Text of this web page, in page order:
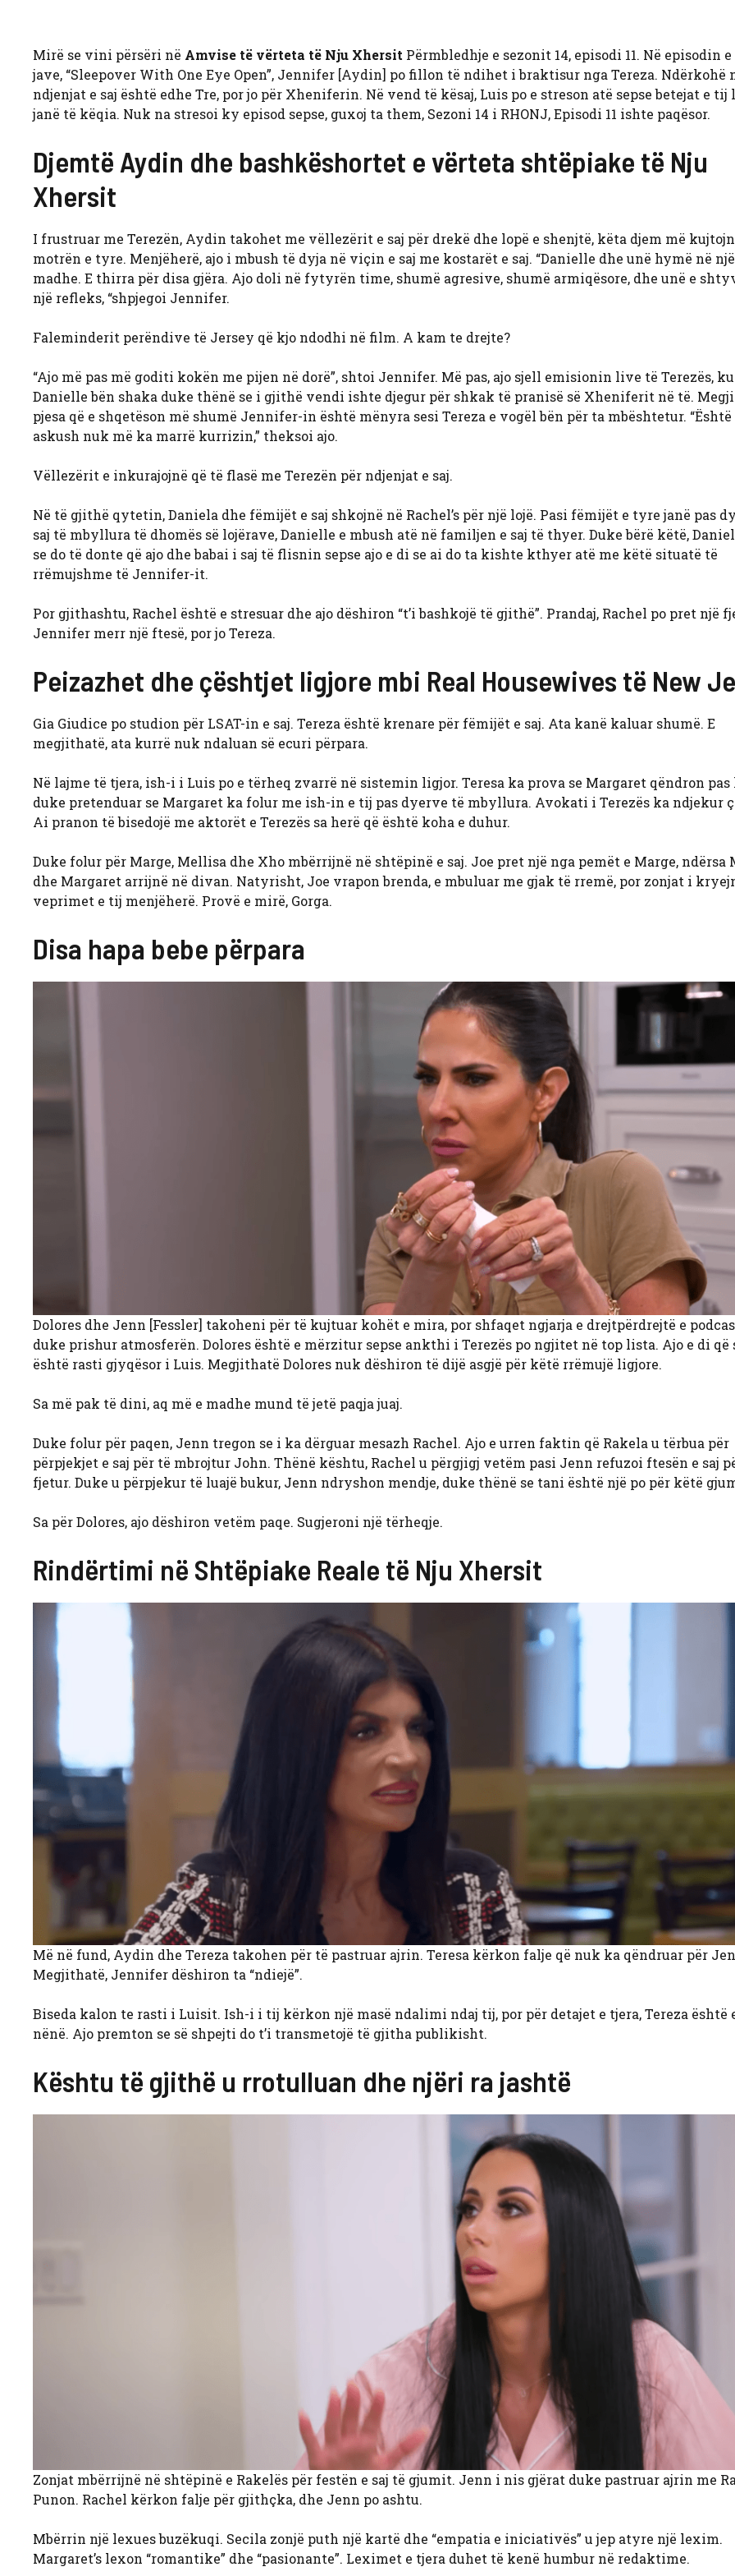
Mirë se vini përsëri në Amvise të vërteta të Nju Xhersit Përmbledhje e sezonit 14, episodi 11. Në episodin
jave, “Sleepover With One Eye Open”, Jennifer [Aydin] po fillon të ndihet i braktisur nga Tereza. Ndërkohë
ndjenjat e saj është edhe Tre, por jo për Xheniferin. Në vend të kësaj, Luis po e streson atë sepse betejat e tij
janë të këqia. Nuk na stresoi ky episod sepse, guxoj ta them, Sezoni 14 i RHONJ, Episodi 11 ishte paqësor.
Djemtë Aydin dhe bashkëshortet e vërteta shtëpiake të Nju
Xhersit
I frustruar me Terezën, Aydin takohet me vëllezërit e saj për drekë dhe lopë e shenjtë, këta djem më
motrën e tyre. Menjëherë, ajo i mbush të dyja në viçin e saj me kostarët e saj. “Danielle dhe unë hymë në
madhe. E thirra për disa gjëra. Ajo doli në fytyrën time, shumë agresive, shumë armiqësore, dhe unë e
një refleks, “shpjegoi Jennifer.
Faleminderit perëndive të Jersey që kjo ndodhi në film. A kam te drejte?
“Ajo më pas më goditi kokën me pijen në dorë”, shtoi Jennifer. Më pas, ajo sjell emisionin live të Terezës, ku
Danielle bën shaka duke thënë se i gjithë vendi ishte djegur për shkak të pranisë së Xheniferit në të.
pjesa që e shqetëson më shumë Jennifer-in është mënyra sesi Tereza e vogël bën për ta mbështetur.
askush nuk më ka marrë kurrizin,” theksoi ajo.
Vëllezërit e inkurajojnë që të flasë me Terezën për ndjenjat e saj.
Në të gjithë qytetin, Daniela dhe fëmijët e saj shkojnë në Rachel’s për një lojë. Pasi fëmijët e tyre janë pas
saj të mbyllura të dhomës së lojërave, Danielle e mbush atë në familjen e saj të thyer. Duke bërë këtë,
se do të donte që ajo dhe babai i saj të flisnin sepse ajo e di se ai do ta kishte kthyer atë me këtë situatë të
rrëmujshme të Jennifer-it.
Por gjithashtu, Rachel është e stresuar dhe ajo dëshiron “t’i bashkojë të gjithë”. Prandaj, Rachel po pret një
Jennifer merr një ftesë, por jo Tereza.
Peizazhet dhe çështjet ligjore mbi Real Housewives të New
Gia Giudice po studion për LSAT-in e saj. Tereza është krenare për fëmijët e saj. Ata kanë kaluar shumë. E
megjithatë, ata kurrë nuk ndaluan së ecuri përpara.
Në lajme të tjera, ish-i i Luis po e tërheq zvarrë në sistemin ligjor. Teresa ka prova se Margaret qëndron pas
duke pretenduar se Margaret ka folur me ish-in e tij pas dyerve të mbyllura. Avokati i Terezës ka ndjekur
Ai pranon të bisedojë me aktorët e Terezës sa herë që është koha e duhur.
Duke folur për Marge, Mellisa dhe Xho mbërrijnë në shtëpinë e saj. Joe pret një nga pemët e Marge, ndërsa
dhe Margaret arrijnë në divan. Natyrisht, Joe vrapon brenda, e mbuluar me gjak të rremë, por zonjat i
veprimet e tij menjëherë. Provë e mirë, Gorga.
Disa hapa bebe përpara
Dolores dhe Jenn [Fessler] takoheni për të kujtuar kohët e mira, por shfaqet ngjarja e drejtpërdrejtë e
duke prishur atmosferën. Dolores është e mërzitur sepse ankthi i Terezës po ngjitet në top lista. Ajo e di që
është rasti gjyqësor i Luis. Megjithatë Dolores nuk dëshiron të dijë asgjë për këtë rrëmujë ligjore.
Sa më pak të dini, aq më e madhe mund të jetë paqja juaj.
Duke folur për paqen, Jenn tregon se i ka dërguar mesazh Rachel. Ajo e urren faktin që Rakela u tërbua për
përpjekjet e saj për të mbrojtur John. Thënë kështu, Rachel u përgjigj vetëm pasi Jenn refuzoi ftesën e saj
fjetur. Duke u përpjekur të luajë bukur, Jenn ndryshon mendje, duke thënë se tani është një po për këtë
Sa për Dolores, ajo dëshiron vetëm paqe. Sugjeroni një tërheqje.
Rindërtimi në Shtëpiake Reale të Nju Xhersit
Më në fund, Aydin dhe Tereza takohen për të pastruar ajrin. Teresa kërkon falje që nuk ka qëndruar për
Megjithatë, Jennifer dëshiron ta “ndiejë”.
Biseda kalon te rasti i Luisit. Ish-i i tij kërkon një masë ndalimi ndaj tij, por për detajet e tjera, Tereza është
nënë. Ajo premton se së shpejti do t’i transmetojë të gjitha publikisht.
Kështu të gjithë u rrotulluan dhe njëri ra jashtë
Zonjat mbërrijnë në shtëpinë e Rakelës për festën e saj të gjumit. Jenn i nis gjërat duke pastruar ajrin me
Punon. Rachel kërkon falje për gjithçka, dhe Jenn po ashtu.
Mbërrin një lexues buzëkuqi. Secila zonjë puth një kartë dhe “empatia e iniciativës” u jep atyre një lexim.
Margaret’s lexon “romantike” dhe “pasionante”. Leximet e tjera duhet të kenë humbur në redaktime.